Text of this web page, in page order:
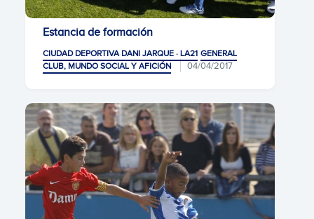
Estancia de formación
CIUDAD DEPORTIVA DANI JARQUE · LA21 GENERAL
CLUB, MUNDO SOCIAL Y AFICIÓN
04/04/2017